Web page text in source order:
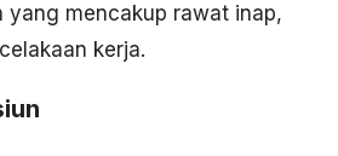
yang mencakup rawat inap,
kerja.